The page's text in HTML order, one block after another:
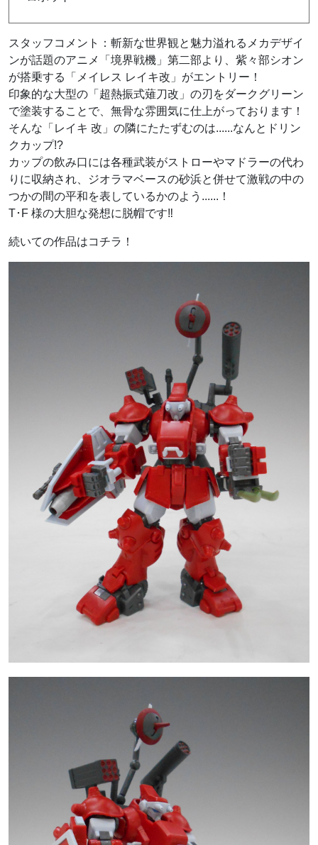
スタッフコメント：斬新な世界観と魅力溢れるメカデザイ
ンが話題のアニメ「境界戦機」第二部より、紫々部シオン
が搭乗する「メイレス レイキ改」がエントリー！
印象的な大型の「超熱振式薙刀改」の刃をダークグリーン
で塗装することで、無骨な雰囲気に仕上がっております！
そんな「レイキ 改」の隣にたたずむのは......なんとドリン
クカップ!?
カップの飲み口には各種武装がストローやマドラーの代わ
りに収納され、ジオラマベースの砂浜と併せて激戦の中の
つかの間の平和を表しているかのよう......！
T･F 様の大胆な発想に脱帽です‼
続いての作品はコチラ！